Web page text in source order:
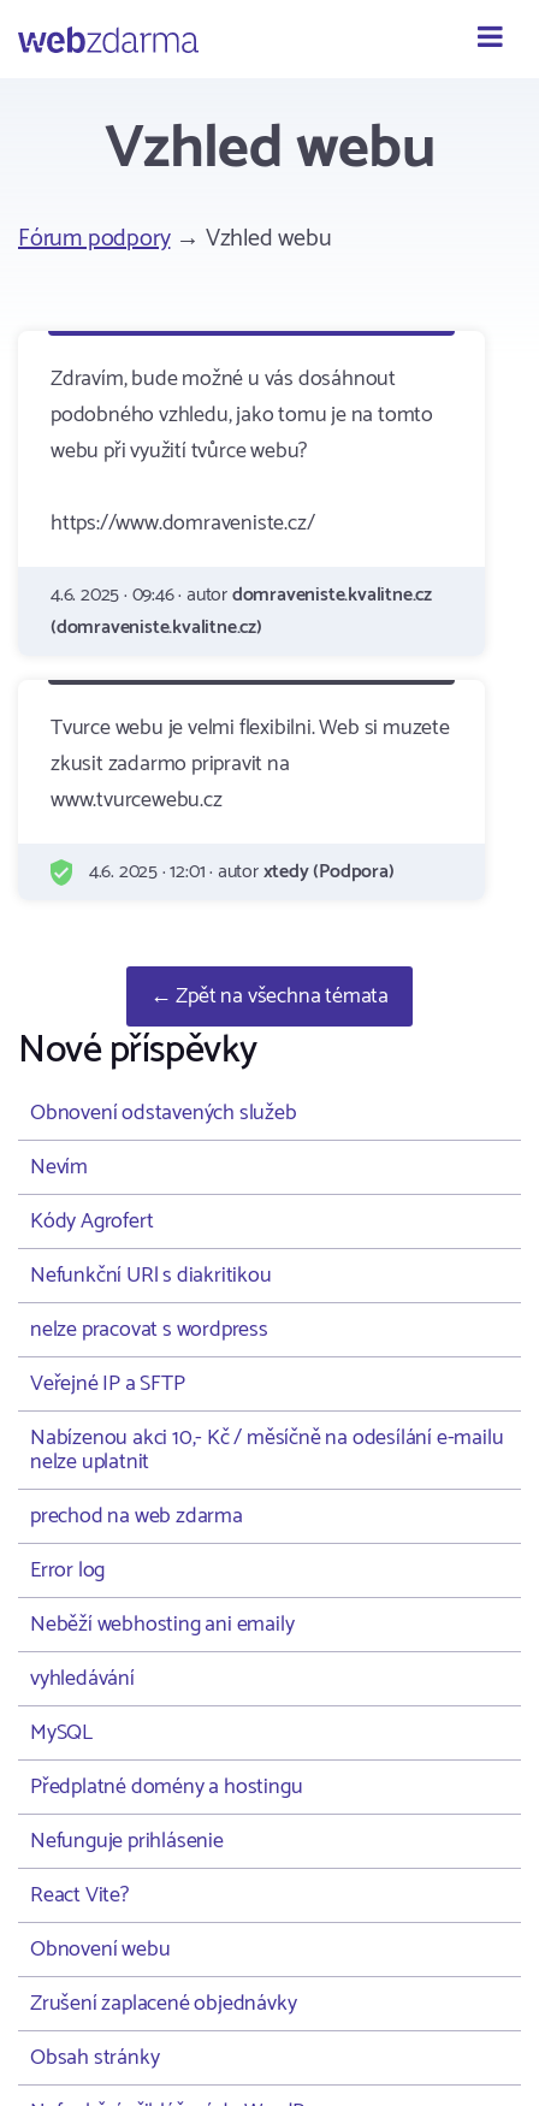
Webzdarma
Vzhled webu
Fórum podpory→ Vzhled webu
Zdravím, bude možné u vás dosáhnout
podobného vzhledu, jako tomu je na tomto
webu při využití tvůrce webu?
https://www.domraveniste.cz/
4.6. 2025 · 09:46 · autordomraveniste.kvalitne.cz
(domraveniste.kvalitne.cz)
Tvurce webu je velmi flexibilni. Web si muzete
zkusit zadarmo pripravit na
www.tvurcewebu.cz
4.6. 2025 · 12:01 · autorxtedy (Podpora)
← Zpět na všechna témata
Nové příspěvky
Obnovení odstavených služeb
Nevím
Kódy Agrofert
Nefunkční URl s diakritikou
nelze pracovat s wordpress
Veřejné IP a SFTP
Nabízenou akci 10,- Kč / měsíčně na odesílání e-mailu
nelze uplatnit
prechod na web zdarma
Error log
Neběží webhosting ani emaily
vyhledávání
MySQL
Předplatné domény a hostingu
Nefunguje prihlásenie
React Vite?
Obnovení webu
Zrušení zaplacené objednávky
Obsah stránky